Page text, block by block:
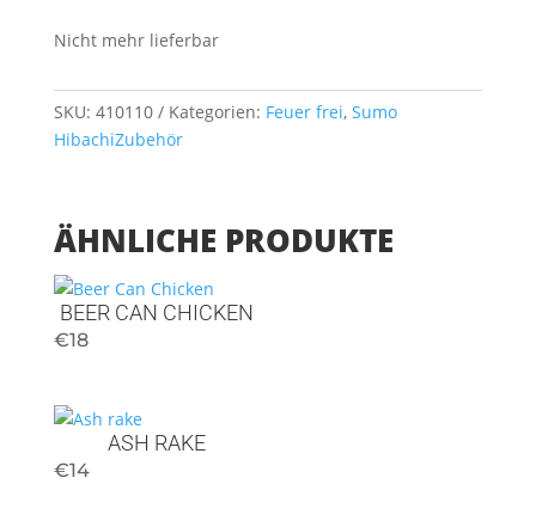
Nicht mehr lieferbar
SKU: 410110 Kategorien: Feuer frei, Sumo
HibachiZubehör
ÄHNLICHE PRODUKTE
BEER CAN CHICKEN
€18
ASH RAKE
€14